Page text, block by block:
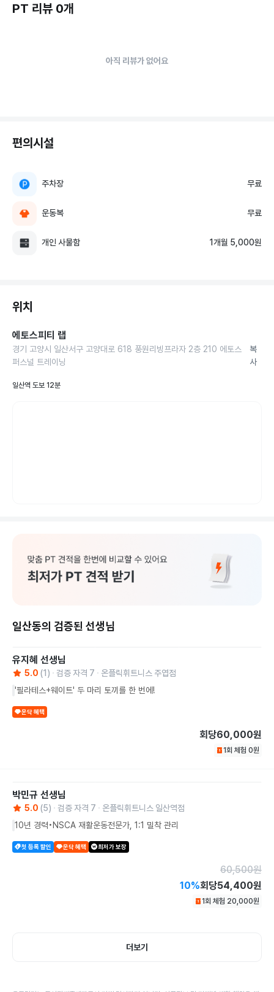
PT 리뷰 0개
아직 리뷰가 없어요
편의시설
주차장 무료
운동복 무료
개인 사물함 1개월 5,000원
위치
에토스피티 랩
경기 고양시 일산서구 고양대로 618 풍원리빙프라자 2층 210 에토스
퍼스널 트레이닝
복
사
일산역 도보 12분
일산동의 검증된 선생님
유지혜 선생님
5.0 (1 ) 검증 자격 7
온플릭휘트니스 주엽점
'필라테스+웨이트' 두 마리 토끼를 한 번에!
운닥 혜택
회당60,000원
1회 체험 0원
박민규 선생님
5.0 (5) 검증 자격 7
온플릭휘트니스 일산역점
10년 경력•NSCA 재활운동전문가, 1:1 밀착 관리
첫 등록 할인 운닥 혜택 최저가 보장
60,500원
10%회당54,400원
1회 체험 20,000원
더보기